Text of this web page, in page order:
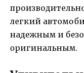
легкий
надежным и
оригинальным.